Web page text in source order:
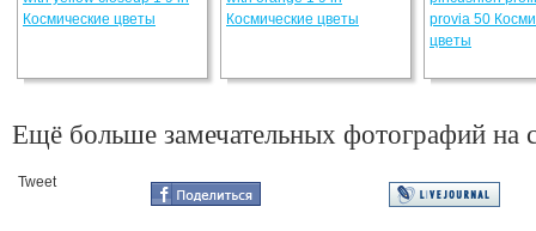
Ещё больше замечательных фотографий на
Tweet